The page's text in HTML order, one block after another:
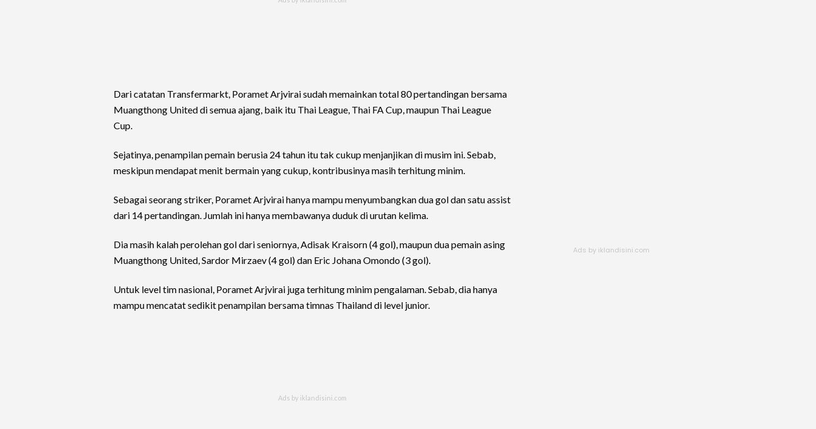
Dari catatan Transfermarkt, Poramet Arjvirai sudah memainkan total 80 pertandingan bersama
Muangthong United di semua ajang, baik itu Thai League, Thai FA Cup, maupun Thai League
Cup.
Sejatinya, penampilan pemain berusia 24 tahun itu tak cukup menjanjikan di musim ini. Sebab,
meskipun mendapat menit bermain yang cukup, kontribusinya masih terhitung minim.
Sebagai seorang striker, Poramet Arjvirai hanya mampu menyumbangkan dua gol dan satu assist
dari 14 pertandingan. Jumlah ini hanya membawanya duduk di urutan kelima.
Dia masih kalah perolehan gol dari seniornya, Adisak Kraisorn (4 gol), maupun dua pemain asing
Muangthong United, Sardor Mirzaev (4 gol) dan Eric Johana Omondo (3 gol).
Untuk level tim nasional, Poramet Arjvirai juga terhitung minim pengalaman. Sebab, dia hanya
mampu mencatat sedikit penampilan bersama timnas Thailand di level junior.